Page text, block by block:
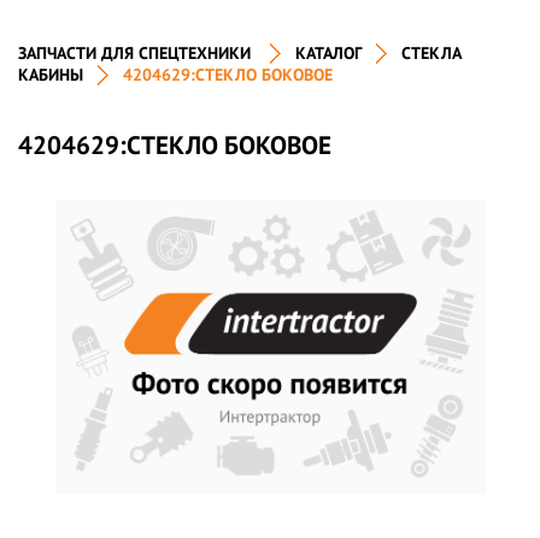
ЗАПЧАСТИ ДЛЯ СПЕЦТЕХНИКИ КАТАЛОГ
СТЕКЛА
КАБИНЫ
4204629:СТЕКЛО БОКОВОЕ
4204629:СТЕКЛО БОКОВОЕ